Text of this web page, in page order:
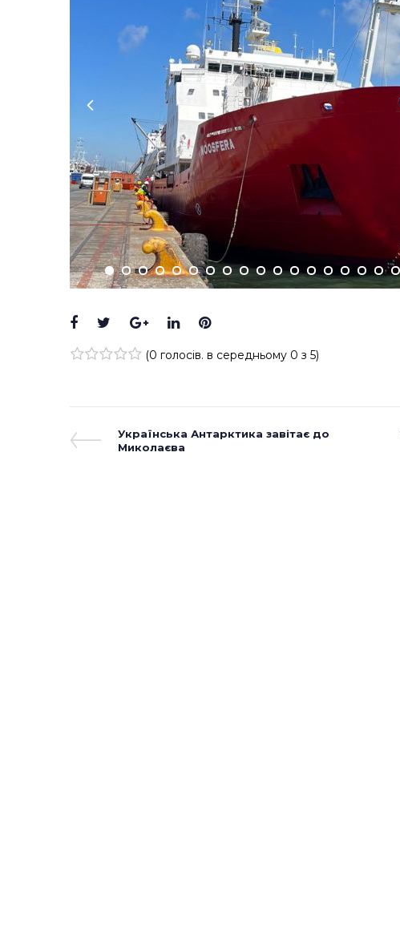
Facebook
TwitterGoogle+
LinkedInPinterest
(0 голосів. в середньому 0 з 5)
Навігація
Previous
Post
Українська Антарктика завітає до
Миколаєва